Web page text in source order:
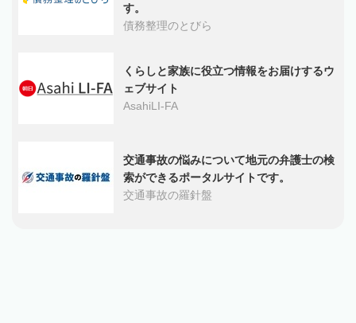
す。
債務整理のとびら
くらしと家族に役立つ情報をお届けするウ
ェブサイト
AsahiLI-FA
交通事故の悩みについて地元の弁護士の検
索ができるポータルサイトです。
交通事故の羅針盤